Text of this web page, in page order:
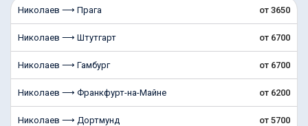
Николаев ⟶ Прага от 3650
Николаев ⟶ Штутгарт от 6700
Николаев ⟶ Гамбург от 6700
Николаев ⟶ Франкфурт-на-Майне от 6200
Николаев ⟶ Дортмунд от 5700